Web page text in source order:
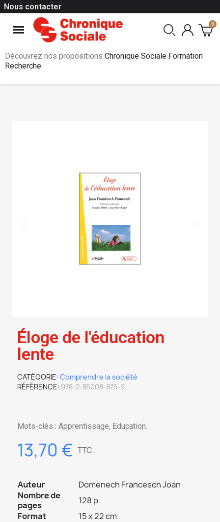
Nous contacter
Découvrez nos propositions Chronique Sociale Formation
Recherche
Éloge de l'éducation
lente
CATÉGORIE Comprendre la société
RÉFÉRENCE 978-2-85008-875-9
Mots-clés : Apprentissage, Education.
13,70 € TTC
Auteur
Domenech Francesch Joan
Nombre de
pages
128 p.
Format
15 x 22 cm